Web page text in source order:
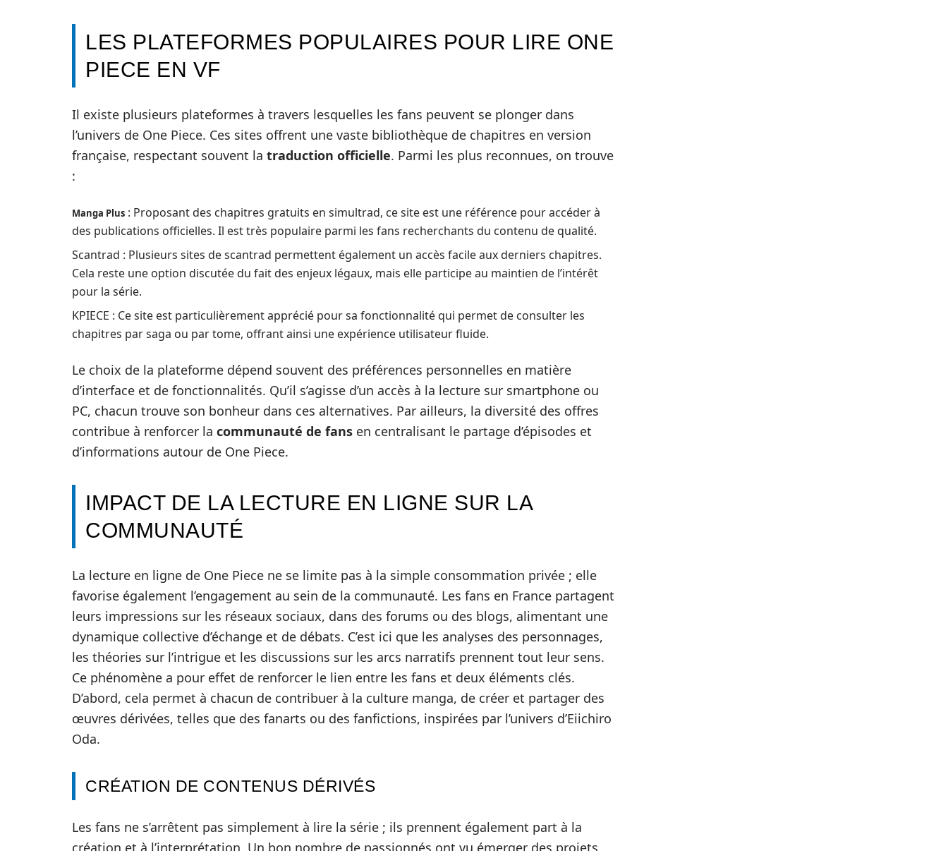
LES PLATEFORMES POPULAIRES POUR LIRE ONE
PIECE EN VF
Il existe plusieurs plateformes à travers lesquelles les fans peuvent se plonger dans
l’univers de One Piece. Ces sites offrent une vaste bibliothèque de chapitres en version
française, respectant souvent la traduction officielle. Parmi les plus reconnues, on trouve
:
Manga Plus : Proposant des chapitres gratuits en simultrad, ce site est une référence pour accéder à
des publications officielles. Il est très populaire parmi les fans recherchants du contenu de qualité.
Scantrad : Plusieurs sites de scantrad permettent également un accès facile aux derniers chapitres.
Cela reste une option discutée du fait des enjeux légaux, mais elle participe au maintien de l’intérêt
pour la série.
KPIECE : Ce site est particulièrement apprécié pour sa fonctionnalité qui permet de consulter les
chapitres par saga ou par tome, offrant ainsi une expérience utilisateur fluide.
Le choix de la plateforme dépend souvent des préférences personnelles en matière
d’interface et de fonctionnalités. Qu’il s’agisse d’un accès à la lecture sur smartphone ou
PC, chacun trouve son bonheur dans ces alternatives. Par ailleurs, la diversité des offres
contribue à renforcer la communauté de fans en centralisant le partage d’épisodes et
d’informations autour de One Piece.
IMPACT DE LA LECTURE EN LIGNE SUR LA
COMMUNAUTÉ
La lecture en ligne de One Piece ne se limite pas à la simple consommation privée ; elle
favorise également l’engagement au sein de la communauté. Les fans en France partagent
leurs impressions sur les réseaux sociaux, dans des forums ou des blogs, alimentant une
dynamique collective d’échange et de débats. C’est ici que les analyses des personnages,
les théories sur l’intrigue et les discussions sur les arcs narratifs prennent tout leur sens.
Ce phénomène a pour effet de renforcer le lien entre les fans et deux éléments clés.
D’abord, cela permet à chacun de contribuer à la culture manga, de créer et partager des
œuvres dérivées, telles que des fanarts ou des fanfictions, inspirées par l’univers d’Eiichiro
Oda.
CRÉATION DE CONTENUS DÉRIVÉS
Les fans ne s’arrêtent pas simplement à lire la série ; ils prennent également part à la
création et à l’interprétation. Un bon nombre de passionnés ont vu émerger des projets